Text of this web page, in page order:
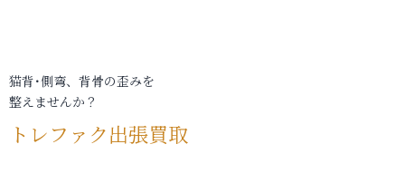
猫背･側弯、背骨の歪みを
整えませんか？
トレファク出張買取